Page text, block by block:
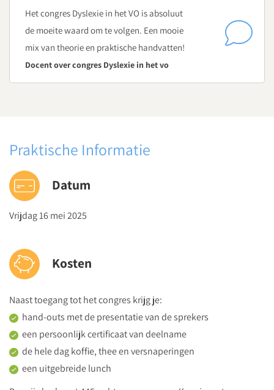
Faciliteiten en handelen in de klas
Marzena Rolak, orthopedagoog-generalist - specialisatie
dyslexie Dyslexie Scholing en Advies
Hoe kom je tot passende compenserende en
dispenserende maatregelen?
14:30
Samen met de andere deelnemers heb je gelegenheid om
ervaringen uit te wisselen en eigen casussen te bespreken.
14:50
15:05
Dyslexiebegeleiding in de klas
Petra Beuk
, eigenaar en begeleider Studie Assist
Hoe ondersteun je leerlingen met dyslexie praktisch in
Welke leermiddelen zijn helpend voor leerlingen met
dyslexie?
Het congres Dyslexie in het VO is absoluut
de moeite waard om te volgen. Een mooie
mix van theorie en praktische handvatten!
Docent over congres Dyslexie in het vo
Praktische Informatie
Datum
Vrijdag 16 mei 2025
Kosten
Naast toegang tot het congres krijg je:
hand-outs met de presentatie van de sprekers
een persoonlijk certificaat van deelname
de hele dag koffie, thee en versnaperingen
een uitgebreide lunch